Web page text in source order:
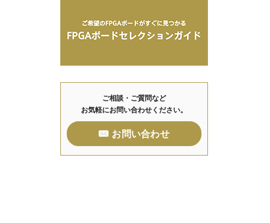
ご相談・ご質問など
お気軽にお問い合わせください。
お問い合わせ